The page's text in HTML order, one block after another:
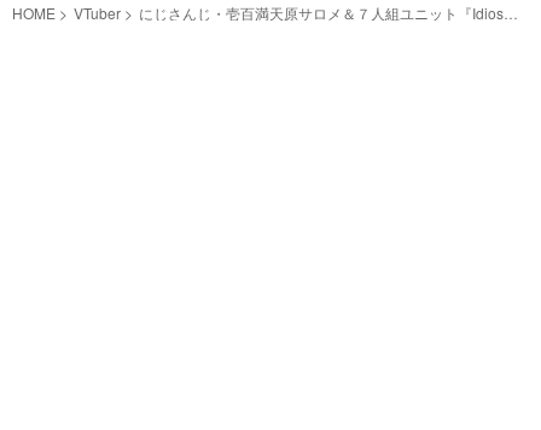
HOME VTuber にじさんじ・壱百満天原サロメ＆７人組ユニット『Idios』
がコラボコスメを発売！